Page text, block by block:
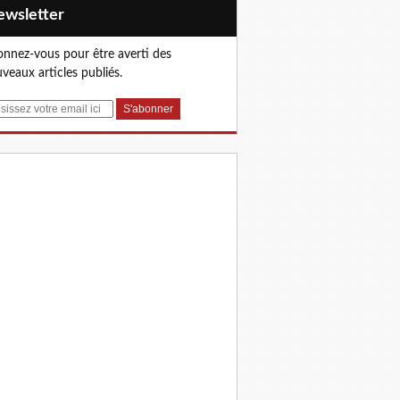
vous pour être averti des
articles publiés.